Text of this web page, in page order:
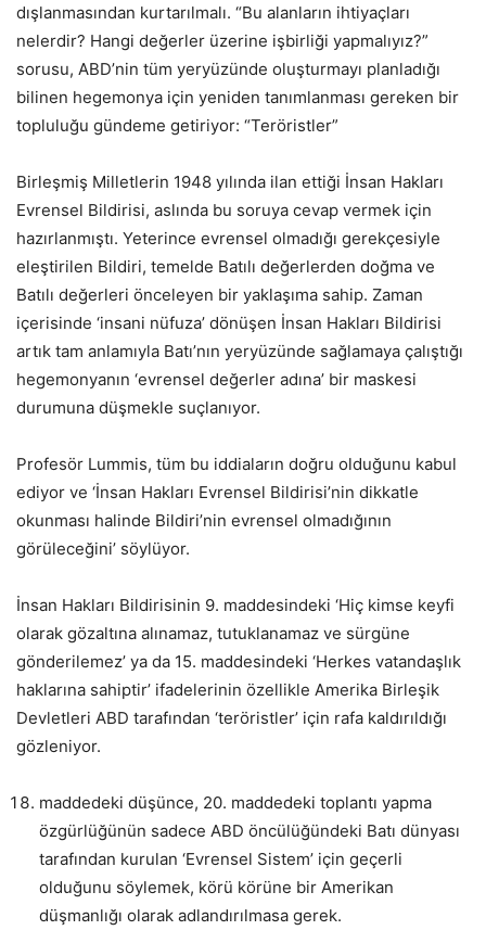
dışlanmasından kurtarılmalı. “Bu alanların ihtiyaçları
nelerdir? Hangi değerler üzerine işbirliği yapmalıyız?”
sorusu, ABD’nin tüm yeryüzünde oluşturmayı planladığı
bilinen hegemonya için yeniden tanımlanması gereken bir
topluluğu gündeme getiriyor: “Teröristler”
Birleşmiş Milletlerin 1948 yılında ilan ettiği İnsan Hakları
Evrensel Bildirisi, aslında bu soruya cevap vermek için
hazırlanmıştı. Yeterince evrensel olmadığı gerekçesiyle
eleştirilen Bildiri, temelde Batılı değerlerden doğma ve
Batılı değerleri önceleyen bir yaklaşıma sahip. Zaman
içerisinde ‘insani nüfuza’ dönüşen İnsan Hakları Bildirisi
artık tam anlamıyla Batı’nın yeryüzünde sağlamaya çalıştığı
hegemonyanın ‘evrensel değerler adına’ bir maskesi
durumuna düşmekle suçlanıyor.
Profesör Lummis, tüm bu iddiaların doğru olduğunu kabul
ediyor ve ‘İnsan Hakları Evrensel Bildirisi’nin dikkatle
okunması halinde Bildiri’nin evrensel olmadığının
görüleceğini’ söylüyor.
İnsan Hakları Bildirisinin 9. maddesindeki ‘Hiç kimse keyfi
olarak gözaltına alınamaz, tutuklanamaz ve sürgüne
gönderilemez’ ya da 15. maddesindeki ‘Herkes vatandaşlık
haklarına sahiptir’ ifadelerinin özellikle Amerika Birleşik
Devletleri ABD tarafından ‘teröristler’ için rafa kaldırıldığı
gözleniyor.
maddedeki düşünce, 20. maddedeki toplantı yapma
özgürlüğünün sadece ABD öncülüğündeki Batı dünyası
tarafından kurulan ‘Evrensel Sistem’ için geçerli
olduğunu söylemek, körü körüne bir Amerikan
düşmanlığı olarak adlandırılmasa gerek.